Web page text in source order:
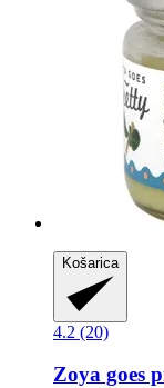
Košarica
4.2 (20)
Zoya goes